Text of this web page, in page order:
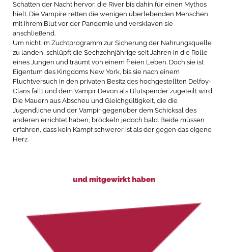
Schatten der Nacht hervor, die River bis dahin für einen Mythos
hielt. Die Vampire retten die wenigen überlebenden Menschen
mit ihrem Blut vor der Pandemie und versklaven sie
anschließend.
Um nicht im Zuchtprogramm zur Sicherung der Nahrungsquelle
zu landen, schlüpft die Sechzehnjährige seit Jahren in die Rolle
eines Jungen und träumt von einem freien Leben. Doch sie ist
Eigentum des Kingdoms New York, bis sie nach einem
Fluchtversuch in den privaten Besitz des hochgestellten Delfoy-
Clans fällt und dem Vampir Devon als Blutspender zugeteilt wird.
Die Mauern aus Abscheu und Gleichgültigkeit, die die
Jugendliche und der Vampir gegenüber dem Schicksal des
anderen errichtet haben, bröckeln jedoch bald. Beide müssen
erfahren, dass kein Kampf schwerer ist als der gegen das eigene
Herz.
und mitgewirkt haben